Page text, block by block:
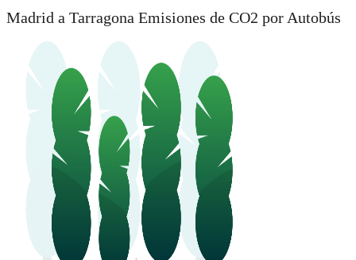
Madrid a Tarragona Emisiones de CO2 por Autobús